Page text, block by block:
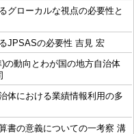
グローカルな視点の必要性と
JPSASの必要性 吉見 宏
)の動向とわが国の地方自治体
体における業績情報利用の多
書の意義についての一考察 溝